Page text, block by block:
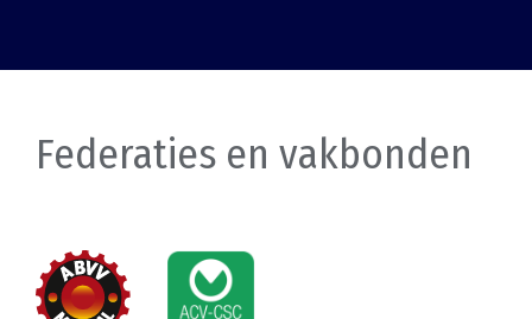
Federaties en vakbonden